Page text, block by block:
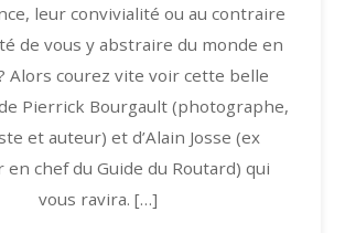
leur convivialité ou au contraire
de vous y abstraire du monde en
Alors courez vite voir cette belle
Pierrick Bourgault (photographe,
et auteur) et d’Alain Josse (ex
en chef du Guide du Routard) qui
vous ravira. […]